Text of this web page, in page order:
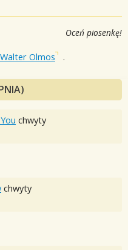
Oceń piosenkę!
Olmos .
chwyty
chwyty